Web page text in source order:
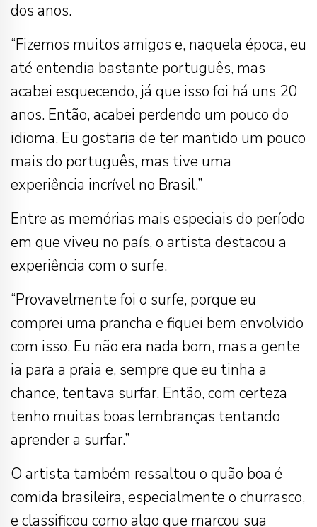
dos anos.
“Fizemos muitos amigos e, naquela época, eu
até entendia bastante português, mas
acabei esquecendo, já que isso foi há uns 20
anos. Então, acabei perdendo um pouco do
idioma. Eu gostaria de ter mantido um pouco
mais do português, mas tive uma
experiência incrível no Brasil.”
Entre as memórias mais especiais do período
em que viveu no país, o artista destacou a
experiência com o surfe.
“Provavelmente foi o surfe, porque eu
comprei uma prancha e fiquei bem envolvido
com isso. Eu não era nada bom, mas a gente
ia para a praia e, sempre que eu tinha a
chance, tentava surfar. Então, com certeza
tenho muitas boas lembranças tentando
aprender a surfar.”
O artista também ressaltou o quão boa é
comida brasileira, especialmente o churrasco,
e classificou como algo que marcou sua